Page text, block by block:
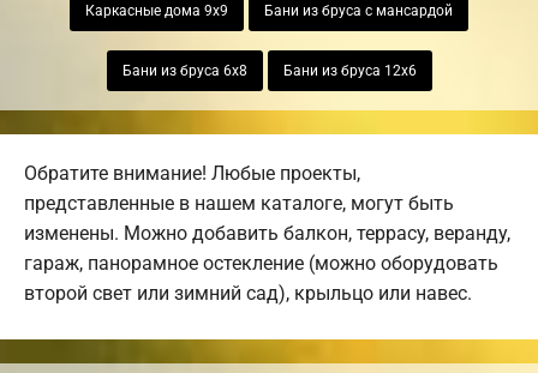
Каркасные дома 9х9 Бани из бруса с мансардой
Бани из бруса 6х8 Бани из бруса 12х6
Обратите внимание! Любые проекты,
представленные в нашем каталоге, могут быть
изменены. Можно добавить балкон, террасу, веранду,
гараж, панорамное остекление (можно оборудовать
второй свет или зимний сад), крыльцо или навес.